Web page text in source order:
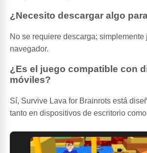
¿Necesito descargar algo
No se requiere descarga; simplemente
navegador.
¿Es el juego compatible con
móviles?
Sí, Survive Lava for Brainrots está
tanto en dispositivos de escritorio